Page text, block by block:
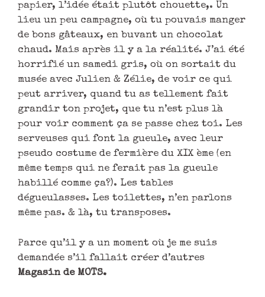
papier, l’idée était plutôt chouette,. Un
lieu un peu campagne, où tu pouvais manger
de bons gâteaux, en buvant un chocolat
chaud. Mais après il y a la réalité. J’ai été
horrifié un samedi gris, où on sortait du
musée avec Julien & Zélie, de voir ce qui
peut arriver, quand tu as tellement fait
grandir ton projet, que tu n’est plus là
pour voir comment ça se passe chez toi. Les
serveuses qui font la gueule, avec leur
pseudo costume de fermière du XIX ème (en
même temps qui ne ferait pas la gueule
habillé comme ça?). Les tables
dégueulasses. Les toilettes, n’en parlons
même pas. & là, tu transposes.
Parce qu’il y a un moment où je me suis
demandée s’il fallait créer d’autres
Magasin de MOTS.